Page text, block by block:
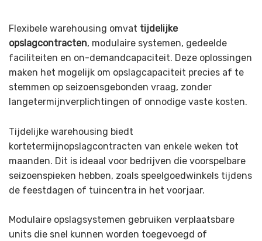
Flexibele warehousing omvat tijdelijke
opslagcontracten, modulaire systemen, gedeelde
faciliteiten en on-demandcapaciteit. Deze oplossingen
maken het mogelijk om opslagcapaciteit precies af te
stemmen op seizoensgebonden vraag, zonder
langetermijnverplichtingen of onnodige vaste kosten.
Tijdelijke warehousing biedt
kortetermijnopslagcontracten van enkele weken tot
maanden. Dit is ideaal voor bedrijven die voorspelbare
seizoenspieken hebben, zoals speelgoedwinkels tijdens
de feestdagen of tuincentra in het voorjaar.
Modulaire opslagsystemen gebruiken verplaatsbare
units die snel kunnen worden toegevoegd of